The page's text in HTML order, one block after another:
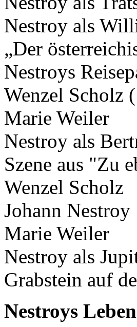
Nestroy als
„Der
Nestroys
Wenzel Scholz
Marie Weiler
Nestroy als
Szene aus "Zu
Wenzel Scholz
Johann Nestroy
Marie Weiler
Nestroy als
Grabstein auf
Nestroys